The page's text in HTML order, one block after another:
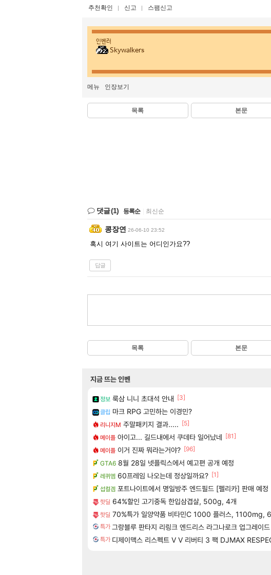
추천확인 신고 스팸신고
인벤러
Skywalkers
메뉴 인장보기
목록 본문
댓글(1) 등록순 최신순
콩장연 26-06-10 23:52
혹시 여기 사이트는 어디인가요??
답글
목록 본문
지금 뜨는 인벤
정보 룩삼 니니 초대석 안내 [3]
클립 마크 RPG 고민하는 이경민?
리니지M 주말패키지 결과..... [5]
메이플 아이고... 길드내에서 쿠데타 일어났네 [81]
메이플 이거 진짜 뭐라는거야? [96]
GTA6 8월 28일 넷플릭스에서 예고편 공개 예정
레퀴엠 60프레임 나오는데 정상일까요? [1]
섭컬겜 포트나이트에서 명일방주 엔드필드 [펠리카] 판매 예정
핫딜 64%할인 고기중독 한입삼겹살, 500g, 4개
핫딜 70%특가 일양약품 비타민C 1000 플러스, 1100mg,
특가 그랑블루 판타지 리링크 엔드리스 라그나로크 업그
특가 디제이맥스 리스펙트 V V 리버티 3 팩 DJMAX